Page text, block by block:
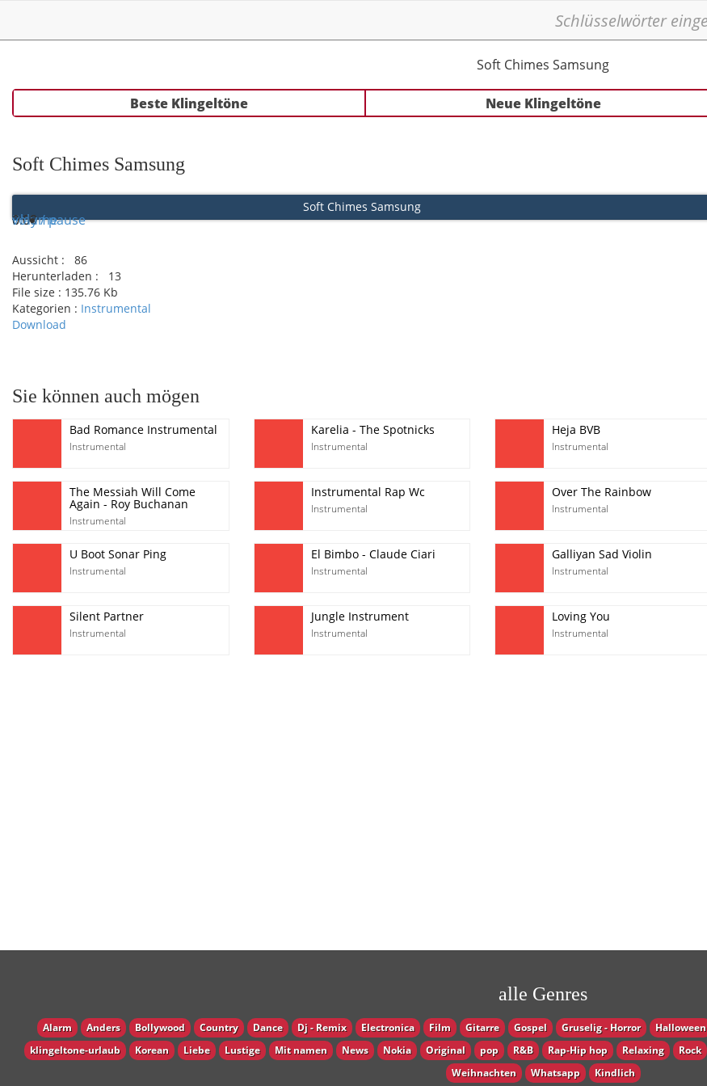
Soft Chimes Samsung
Beste Klingeltöne Neue Klingeltöne
Soft Chimes Samsung
Soft Chimes Samsung
Play / pause
0:00
0:00
volume
Aussicht :
86
Herunterladen :
13
File size : 135.76 Kb
Kategorien : Instrumental
Download
Sie können auch mögen
Bad Romance Instrumental
Instrumental
Karelia - The Spotnicks
Instrumental
Heja BVB
Instrumental
The Messiah Will Come
Again - Roy Buchanan
Instrumental
Instrumental Rap Wc
Instrumental
Over The Rainbow
Instrumental
U Boot Sonar Ping
Instrumental
El Bimbo - Claude Ciari
Instrumental
Galliyan Sad Violin
Instrumental
Silent Partner
Instrumental
Jungle Instrument
Instrumental
Loving You
Instrumental
alle Genres
Alarm Anders Bollywood Country Dance Dj - Remix Electronica Film Gitarre Gospel Gruselig - Horror Halloween
klingeltone-urlaub
Korean Liebe Lustige Mit namen News Nokia Original pop R&B Rap-Hip hop Relaxing Rock
Weihnachten
Whatsapp Кindlich